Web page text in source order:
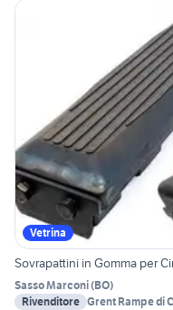
Vetrina
Sovrapattini in Gomma per
Sasso Marconi(BO)
Rivenditore Grent Rampe di